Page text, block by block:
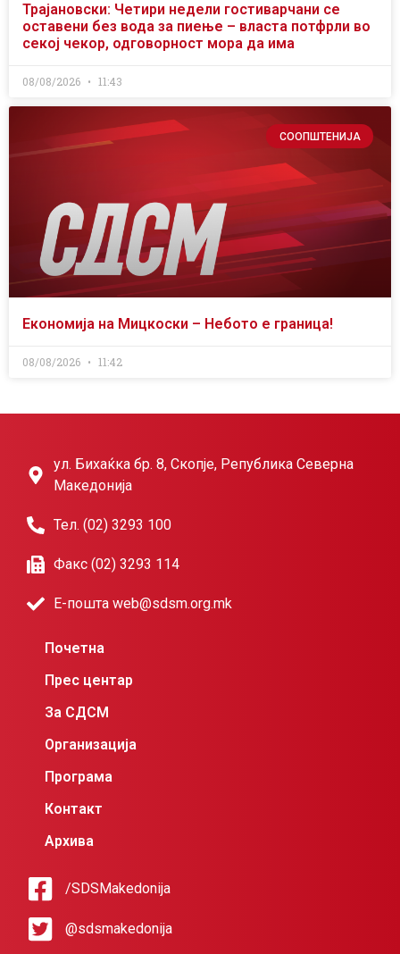
Трајановски: Четири недели гостиварчани се
оставени без вода за пиење – власта потфрли во
секој чекор, одговорност мора да има
08/08/2026 11:43
СООПШТЕНИЈА
Економија на Мицкоски – Небото е граница!
08/08/2026 11:42
ул. Бихаќка бр. 8, Скопје, Република Северна
Македонија
Тел. (02) 3293 100
Факс (02) 3293 114
Е-пошта web@sdsm.org.mk
Почетна
Прес центар
За СДСМ
Организација
Програма
Контакт
Архива
/SDSMakedonija
@sdsmakedonija